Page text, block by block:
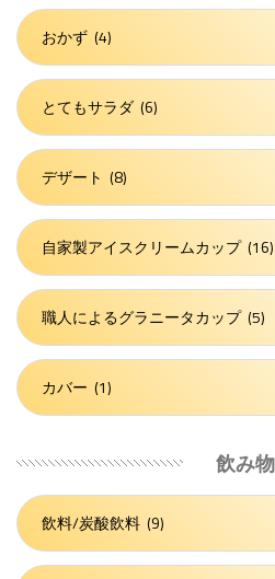
おかず (4)
とてもサラダ (6)
デザート (8)
自家製アイスクリームカップ(16)
職人によるグラニータカップ(5)
カバー (1)
飲み物
飲料/炭酸飲料 (9)